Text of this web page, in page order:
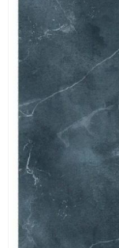
Tegels Sticker -
van 24
van
afbeeldingen-